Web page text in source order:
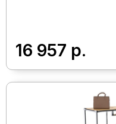
16 957 р.